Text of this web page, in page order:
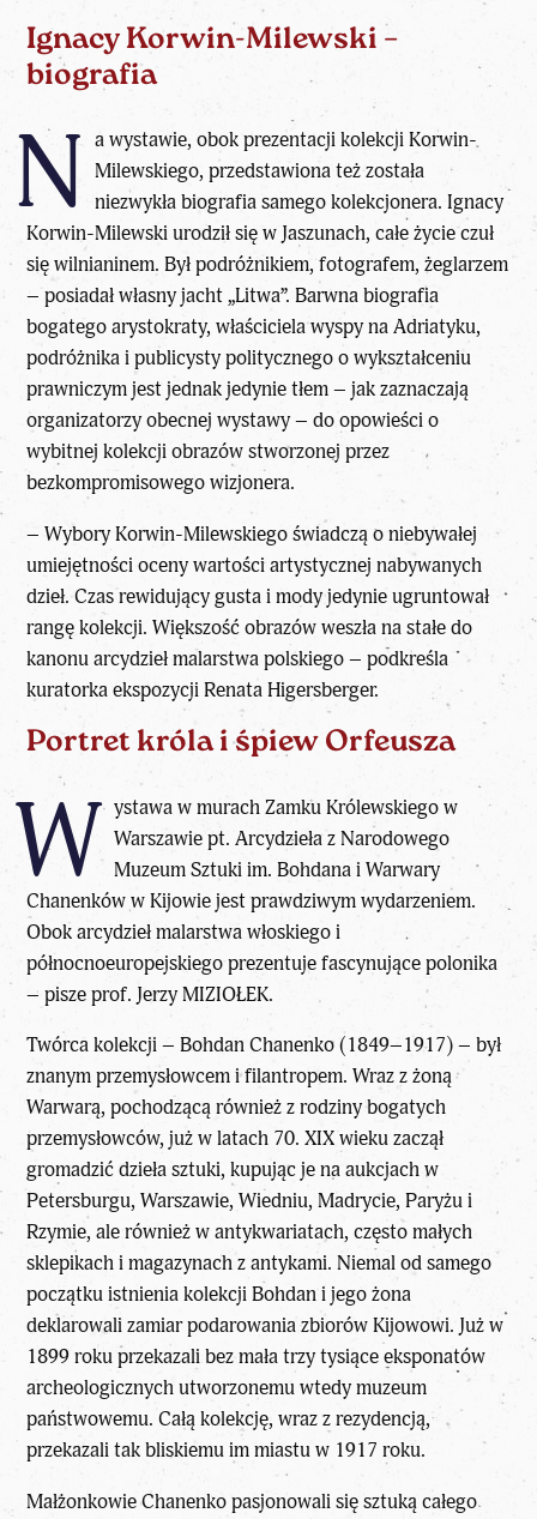
Ignacy Korwin-Milewski –
biografia
N a wystawie, obok prezentacji kolekcji Korwin-
Milewskiego, przedstawiona też została
niezwykła biografia samego kolekcjonera. Ignacy
Korwin-Milewski urodził się w Jaszunach, całe życie czuł
się wilnianinem. Był podróżnikiem, fotografem, żeglarzem
– posiadał własny jacht „Litwa”. Barwna biografia
bogatego arystokraty, właściciela wyspy na Adriatyku,
podróżnika i publicysty politycznego o wykształceniu
prawniczym jest jednak jedynie tłem – jak zaznaczają
organizatorzy obecnej wystawy – do opowieści o
wybitnej kolekcji obrazów stworzonej przez
bezkompromisowego wizjonera.
– Wybory Korwin-Milewskiego świadczą o niebywałej
umiejętności oceny wartości artystycznej nabywanych
dzieł. Czas rewidujący gusta i mody jedynie ugruntował
rangę kolekcji. Większość obrazów weszła na stałe do
kanonu arcydzieł malarstwa polskiego – podkreśla
kuratorka ekspozycji Renata Higersberger.
Portret króla i śpiew Orfeusza
W ystawa w murach Zamku Królewskiego w
Warszawie pt. Arcydzieła z Narodowego
Muzeum Sztuki im. Bohdana i Warwary
Chanenków w Kijowie jest prawdziwymwydarzeniem.
Obok arcydzieł malarstwa włoskiego i
północnoeuropejskiego prezentuje fascynujące polonika
– piszeprof. Jerzy MIZIOŁEK.
Twórca kolekcji – Bohdan Chanenko (1849–1917) – był
znanym przemysłowcem i filantropem. Wraz z żoną
Warwarą, pochodzącą również z rodziny bogatych
przemysłowców, już w latach 70. XIX wieku zaczął
gromadzić dzieła sztuki, kupując je na aukcjach w
Petersburgu, Warszawie, Wiedniu, Madrycie, Paryżu i
Rzymie, ale również w antykwariatach, często małych
sklepikach i magazynach z antykami. Niemal od samego
początku istnienia kolekcji Bohdan i jego żona
deklarowali zamiar podarowania zbiorów Kijowowi. Już w
1899 roku przekazali bez mała trzy tysiące eksponatów
archeologicznych utworzonemu wtedy muzeum
państwowemu. Całą kolekcję, wraz z rezydencją,
przekazali tak bliskiemu im miastu w 1917 roku.
Małżonkowie Chanenko pasjonowali się sztuką całego